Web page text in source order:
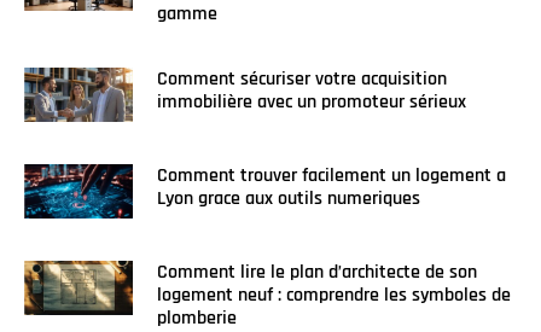
gamme
Comment sécuriser votre acquisition
immobilière avec un promoteur sérieux
Comment trouver facilement un logement a
Lyon grace aux outils numeriques
Comment lire le plan d’architecte de son
logement neuf : comprendre les symboles de
plomberie